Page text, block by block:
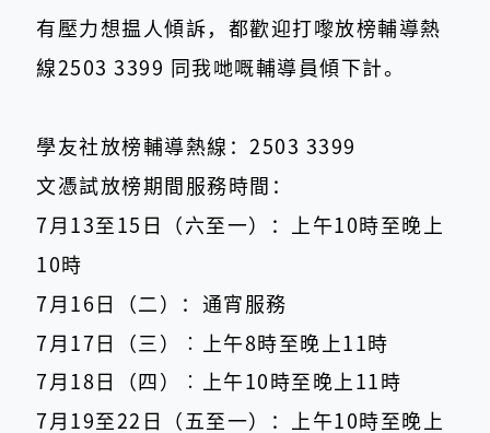
有壓力想揾人傾訴，都歡迎打嚟放榜輔導熱
線2503 3399 同我哋嘅輔導員傾下計。
學友社放榜輔導熱線：2503 3399
文憑試放榜期間服務時間：
7月13至15日（六至一）：上午10時至晚上
10時
7月16日（二）：通宵服務
7月17日（三）︰上午8時至晚上11時
7月18日（四）︰上午10時至晚上11時
7月19至22日（五至一）：上午10時至晚上